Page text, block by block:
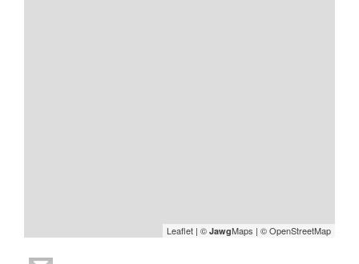
Leaflet | © JawgMaps | © OpenStreetMap